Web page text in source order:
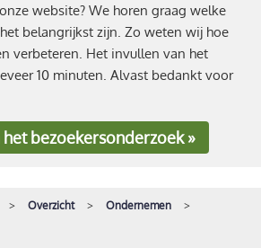
website? We horen graag welke
belangrijkst zijn. Zo weten wij hoe
verbeteren. Het invullen van het
10 minuten. Alvast bedankt voor
het bezoekersonderzoek »
Overzicht Ondernemen